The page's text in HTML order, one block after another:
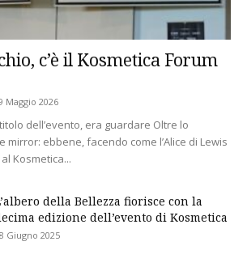
c’è il Kosmetica Forum
Maggio 2026
dell’evento, era guardare Oltre lo
mirror: ebbene, facendo come l’Alice di Lewis
Kosmetica...
della Bellezza fiorisce con la
edizione dell’evento di Kosmetica
Giugno 2025